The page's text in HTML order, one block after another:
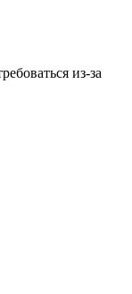
из-за